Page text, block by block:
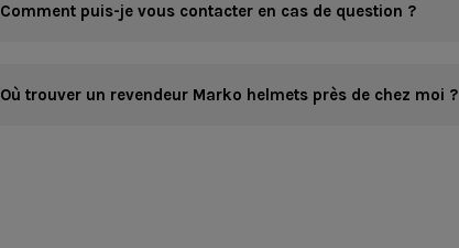
Comment puis-je vous contacter en cas de question ?
Où trouver un revendeur Marko helmets près de chez moi ?